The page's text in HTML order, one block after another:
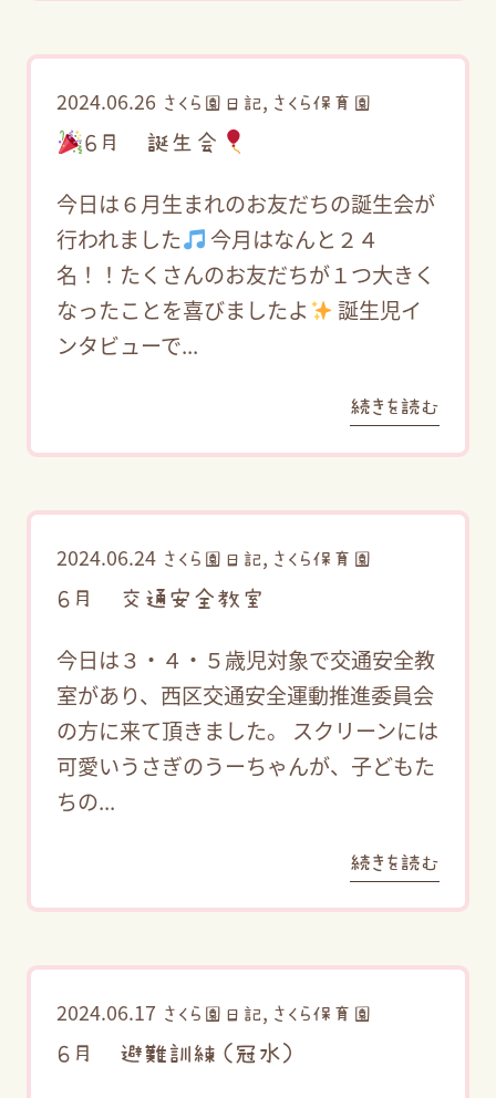
2024.06.26 さくら園日記, さくら保育園
6月 誕生会
今日は６月生まれのお友だちの誕生会が
行われました
今月はなんと２４
名！！たくさんのお友だちが１つ大きく
なったことを喜びましたよ
誕生児イ
ンタビューで...
続きを読む
2024.06.24 さくら園日記, さくら保育園
６月 交通安全教室
今日は３・４・５歳児対象で交通安全教
室があり、西区交通安全運動推進委員会
の方に来て頂きました。 スクリーンには
可愛いうさぎのうーちゃんが、子どもた
ちの...
続きを読む
2024.06.17 さくら園日記, さくら保育園
６月 避難訓練（冠水）